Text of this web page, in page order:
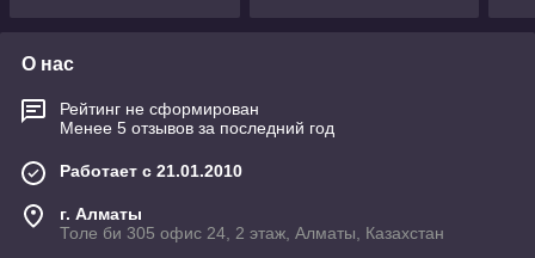
О нас
Рейтинг не сформирован
Менее 5 отзывов за последний год
Работает с 21.01.2010
г. Алматы
Толе би 305 офис 24, 2 этаж, Алматы, Казахстан